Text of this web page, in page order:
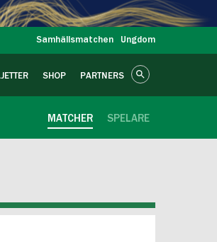
Samhällsmatchen Ungdom
SHOP PARTNERS
SPELARE
MATCHER